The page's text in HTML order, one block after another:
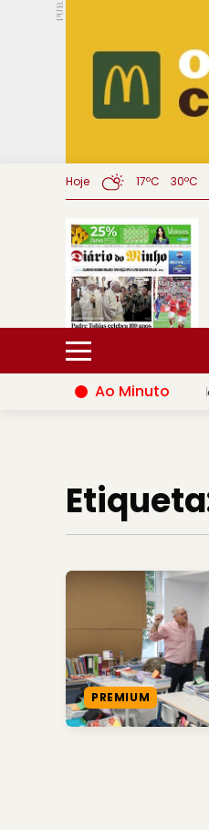
PUB.
Hoje 17ºC 30ºC
Ao Minuto
inovação do mundo da moda |
PREMIUM